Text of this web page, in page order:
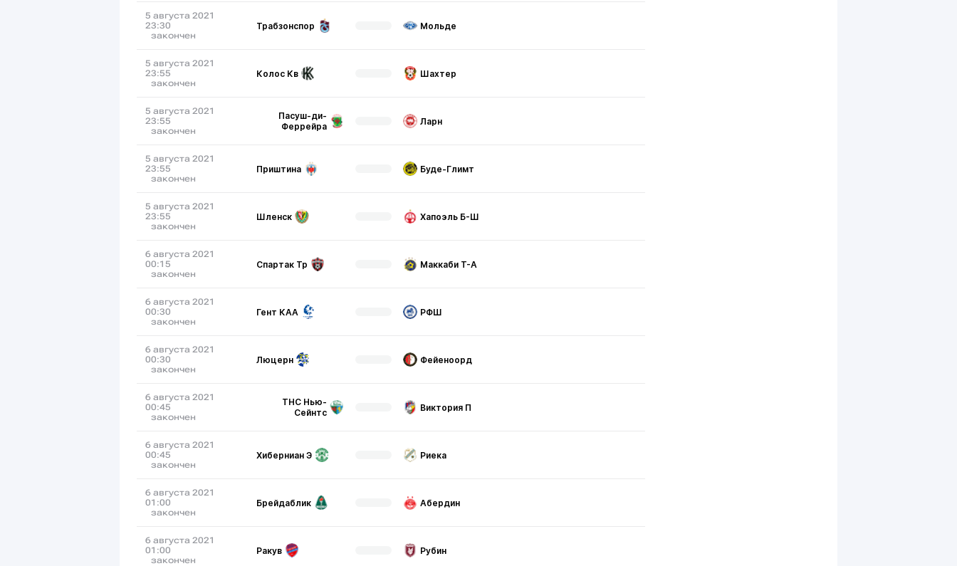
5 августа 2021
23:30
закончен
Трабзонспор Мольде
5 августа 2021
23:55
закончен
Колос Кв Шахтер
5 августа 2021
23:55
закончен
Пасуш-ди-
Феррейра
Ларн
5 августа 2021
23:55
закончен
Приштина Буде-Глимт
5 августа 2021
23:55
закончен
Шленск Хапоэль Б-Ш
6 августа 2021
00:15
закончен
Спартак Тр Маккаби Т-А
6 августа 2021
00:30
закончен
Гент КАА РФШ
6 августа 2021
00:30
закончен
Люцерн Фейеноорд
6 августа 2021
00:45
закончен
ТНС Нью-
Сейнтс
Виктория П
6 августа 2021
00:45
закончен
Хиберниан Э Риека
6 августа 2021
01:00
закончен
Брейдаблик Абердин
6 августа 2021
01:00
закончен
Ракув Рубин